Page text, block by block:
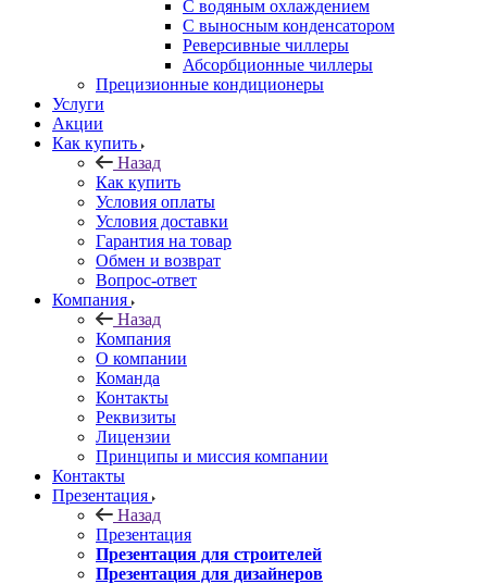
С водяным охлаждением
С выносным конденсатором
Реверсивные чиллеры
Абсорбционные чиллеры
Прецизионные кондиционеры
Услуги
Акции
Как купить
Назад
Как купить
Условия оплаты
Условия доставки
Гарантия на товар
Обмен и возврат
Вопрос-ответ
Компания
Назад
Компания
О компании
Команда
Контакты
Реквизиты
Лицензии
Принципы и миссия компании
Контакты
Презентация
Назад
Презентация
Презентация для строителей
Презентация для дизайнеров